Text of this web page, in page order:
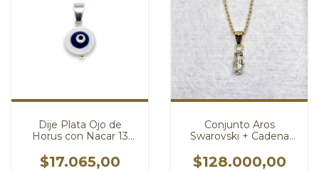
Dije Plata Ojo de
Horus con Nacar 13
$17.065,00
Conjunto Aros
Swarovski + Cadena
Blanco cod4822
$128.000,00